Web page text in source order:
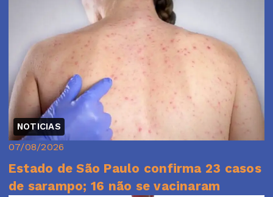
NOTICIAS
07/08/2026
Estado de São Paulo confirma 23 casos
de sarampo; 16 não se vacinaram